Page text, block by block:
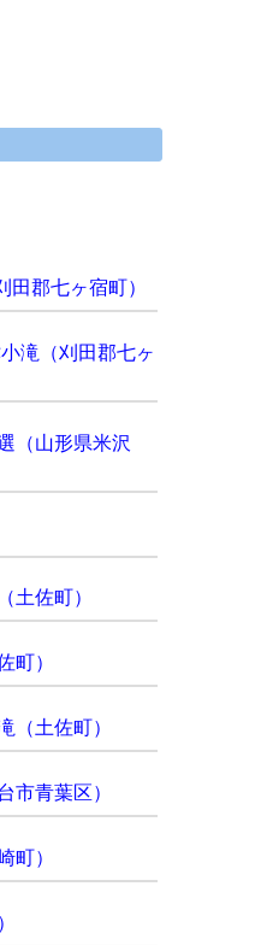
田郡七ヶ宿町）
滝（刈田郡七ヶ
（山形県米沢
土佐町）
町）
（土佐町）
市青葉区）
町）